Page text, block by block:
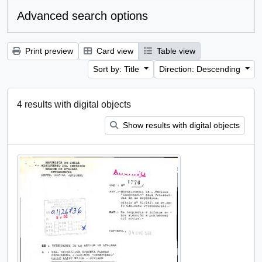
Advanced search options
Print preview Card view
Table view
Sort by: Title
Direction: Descending
4 results with digital objects
Show results with digital objects